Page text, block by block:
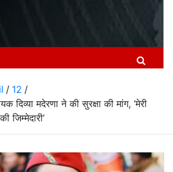
12
दिव्या मदेरणा ने की सुरक्षा की मांग, ‘मेरी
जिम्मेदारी’